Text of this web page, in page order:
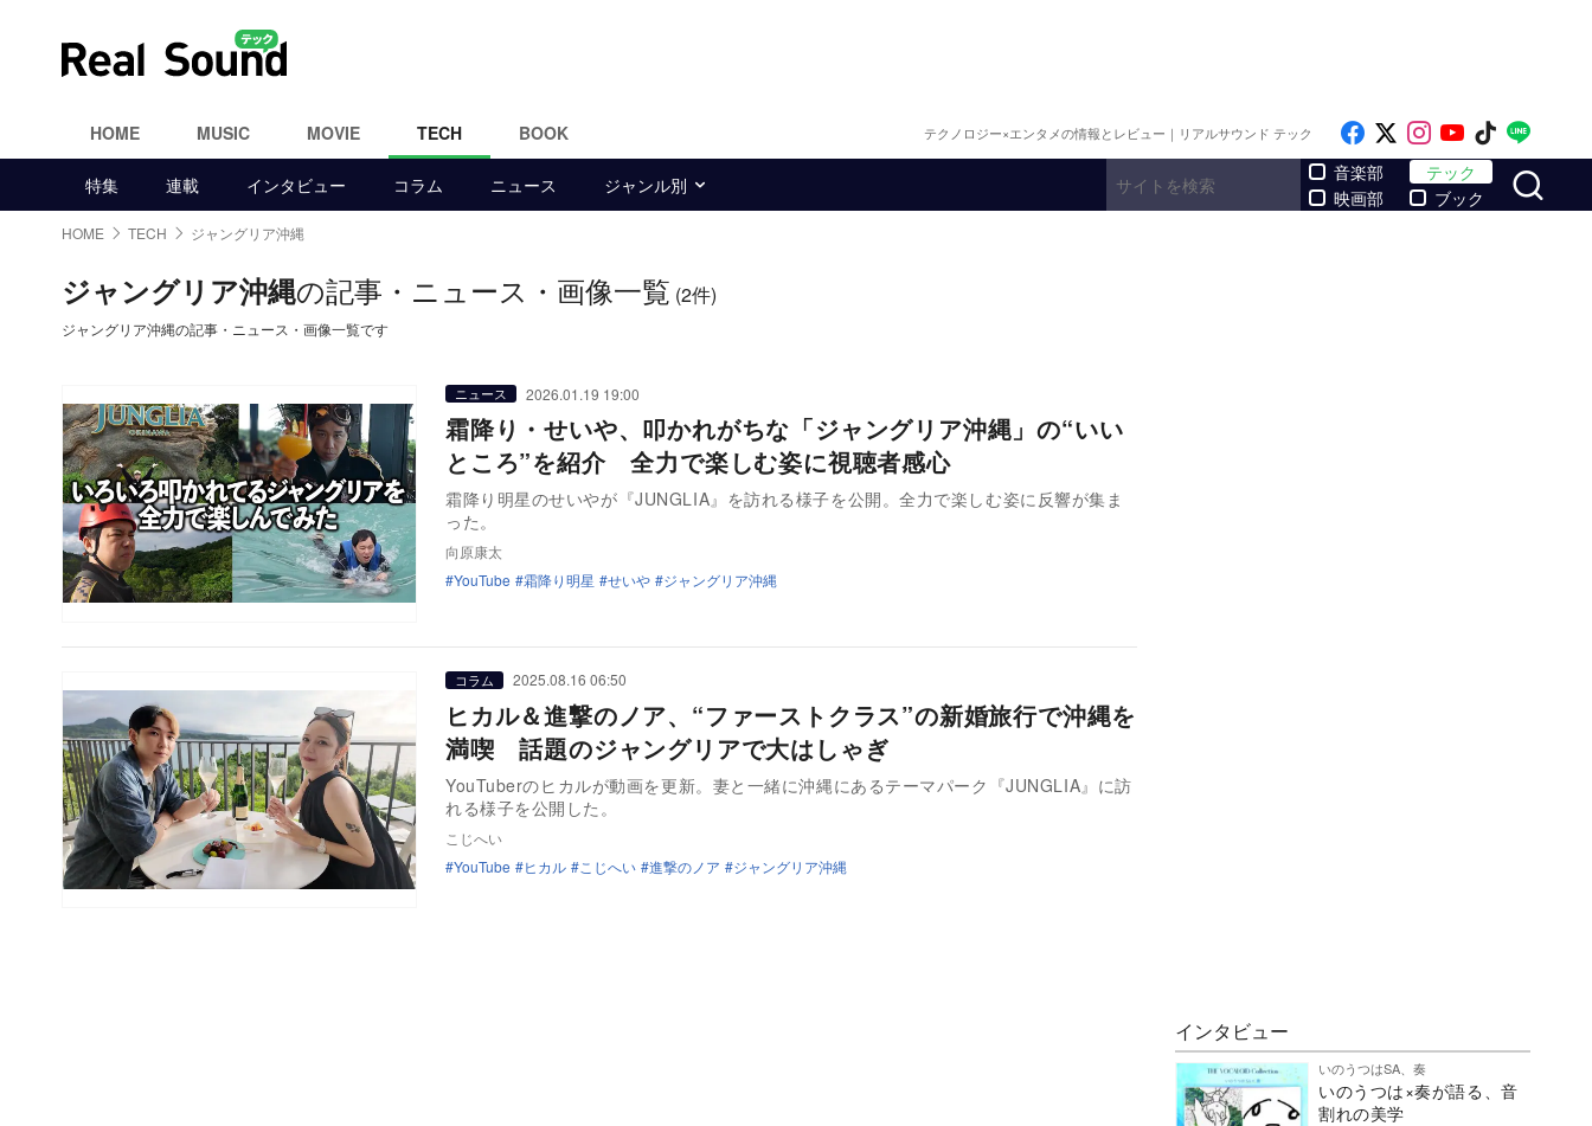
HOME MUSIC MOVIE TECH BOOK テクノロジー×エンタメの情報とレビュー｜リアルサウンド テック Like on Facebook
Follow on x
Follow on
Follow on
Follow
特集 連載 インタビュー コラム ニュース ジャンル別
音楽部
映画部
テック
ブック
HOME TECH ジャングリア沖縄
ジャングリア沖縄の記事・ニュース・画像一覧 (2件)
ジャングリア沖縄の記事・ニュース・画像一覧です
ニュース 2026.01.19 19:00
霜降り・せいや、叩かれがちな「ジャングリア沖縄」の“いい
ところ”を紹介 全力で楽しむ姿に視聴者感心
霜降り明星のせいやが『JUNGLIA』を訪れる様子を公開。全力で楽しむ姿に反響が集ま
った。
向原康太
YouTube
霜降り明星 せいや ジャングリア沖縄
コラム 2025.08.16 06:50
ヒカル＆進撃のノア、“ファーストクラス”の新婚旅行で沖縄を
満喫 話題のジャングリアで大はしゃぎ
YouTuberのヒカルが動画を更新。妻と一緒に沖縄にあるテーマパーク『JUNGLIA』に訪
れる様子を公開した。
こじへい
YouTube
ヒカル こじへい 進撃のノア ジャングリア沖縄
インタビュー
いのうつはSA、奏
いのうつは×奏が語る、音
割れの美学